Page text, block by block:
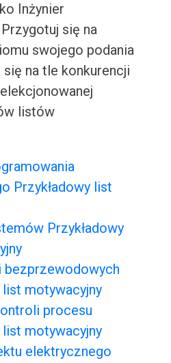
Inżynier
się na
swojego podania
na tle konkurencji
listów
Przykładowy list
Przykładowy
bezprzewodowych
list motywacyjny
procesu
list motywacyjny
elektrycznego